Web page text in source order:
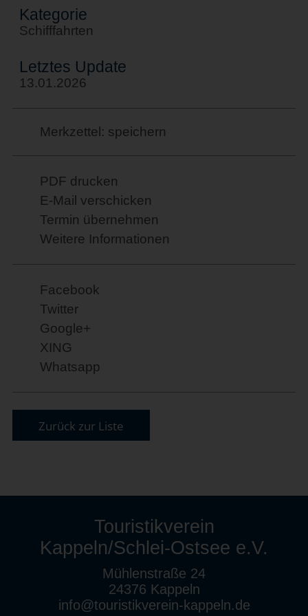
Kategorie
Schifffahrten
Letztes Update
13.01.2026
Merkzettel: speichern
PDF drucken
E-Mail verschicken
Termin übernehmen
Weitere Informationen
Facebook
Twitter
Google+
XING
Whatsapp
Zurück zur Liste
Touristikverein
Kappeln/Schlei-Ostsee e.V.
Mühlenstraße 24
24376 Kappeln
info@touristikverein-kappeln.de